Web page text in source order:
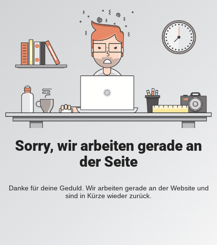
Sorry, wir arbeiten gerade an
der Seite
Danke für deine Geduld. Wir arbeiten gerade an der Website und
sind in Kürze wieder zurück.